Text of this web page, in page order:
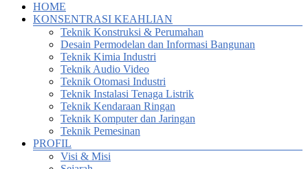
HOME
KONSENTRASI KEAHLIAN
Teknik Konstruksi & Perumahan
Desain Permodelan dan Informasi Bangunan
Teknik Kimia Industri
Teknik Audio Video
Teknik Otomasi Industri
Teknik Instalasi Tenaga Listrik
Teknik Kendaraan Ringan
Teknik Komputer dan Jaringan
Teknik Pemesinan
PROFIL
Visi & Misi